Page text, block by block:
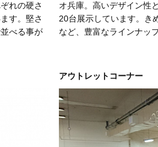
れの硬さ
す。堅さ
べる事が
オ兵庫。高いデザイン性
20台展示しています。き
など、豊富なラインナッ
アウトレットコーナー